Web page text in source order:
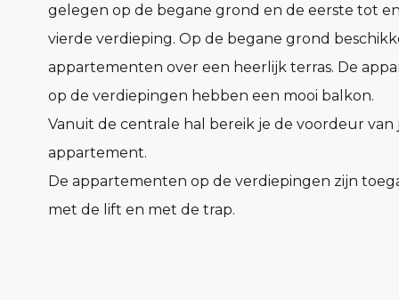
gelegen op de begane grond en de eerste tot
vierde verdieping. Op de begane grond
appartementen over een heerlijk terras. De
op de verdiepingen hebben een mooi balkon.
Vanuit de centrale hal bereik je de voordeur van
appartement.
De appartementen op de verdiepingen zijn
met de lift en met de trap.